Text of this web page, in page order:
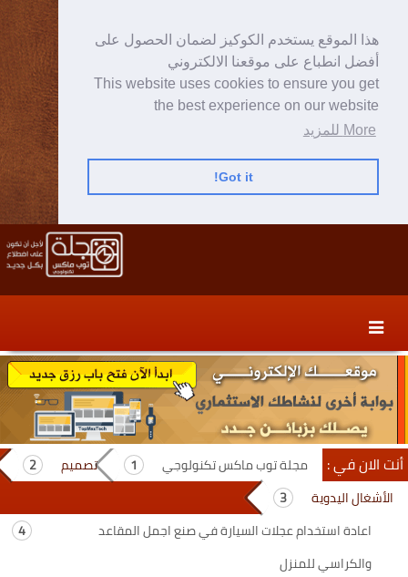
هذا الموقع يستخدم الكوكيز لضمان الحصول على
أفضل انطباع على موقعنا الالكتروني
This website uses cookies to ensure you get
the best experience on our website
More للمزيد
Got it!
content
secondary
content
أنت الان في : مجلة توب ماكس تكنولوجي
تصميم
الأشغال اليدوية
اعادة استخدام عجلات السيارة في صنع اجمل المقاعد
والكراسي للمنزل